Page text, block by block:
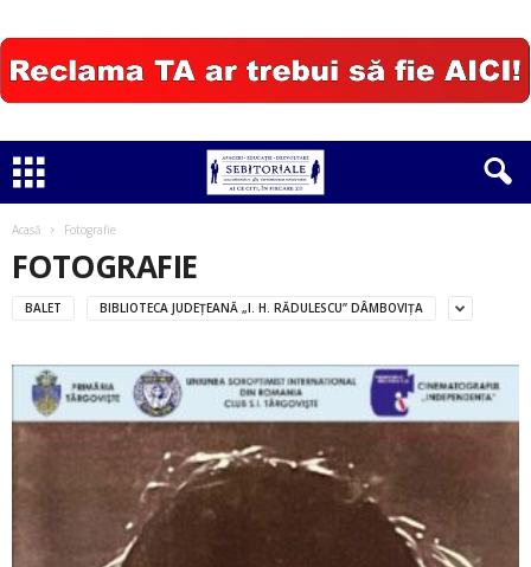
Acasă Fotografie
FOTOGRAFIE
BALET BIBLIOTECA JUDEŢEANĂ „I. H. RĂDULESCU” DÂMBOVIŢA